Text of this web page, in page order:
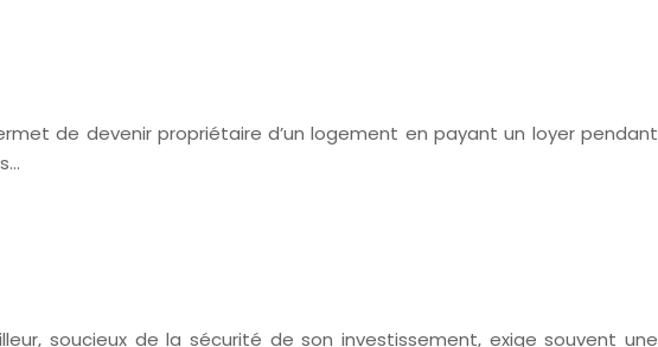
de devenir propriétaire d’un logement en payant un loyer pendant
soucieux de la sécurité de son investissement, exige souvent une